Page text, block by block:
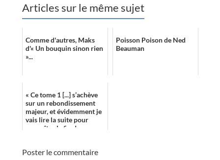
Articles sur le même sujet
Comme d'autres, Maks
d'« Un bouquin sinon rien
»...
Poisson Poison de Ned
Beauman
« Ce tome 1 [...] s’achève
sur un rebondissement
majeur, et évidemment je
vais lire la suite pour
connaître la fin de
Poster le commentaire